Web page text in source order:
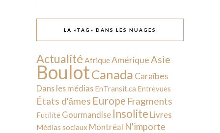
LA «TAG» DANS LES NUAGES
Actualité AfriqueAmériqueAsie
BoulotCanada Caraïbes
Dans les médias EnTransit.ca Entrevues
États d'âmes Europe Fragments
Futilité Gourmandise Insolite Livres
Médias sociaux Montréal N'importe